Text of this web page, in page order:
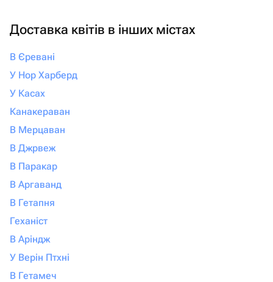
что всё будет выполнено с любовью и
именно сюда. Вы точно не пожалеете!
Доставка квітів в інших містах
В Єревані
У Нор Харберд
У Касах
Канакераван
В Мерцаван
В Джрвеж
В Паракар
В Аргаванд
В Гетапня
Геханіст
В Аріндж
У Верін Птхні
В Гетамеч